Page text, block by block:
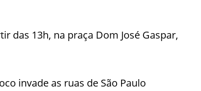
das 13h, na praça Dom José Gaspar,
invade as ruas de São Paulo